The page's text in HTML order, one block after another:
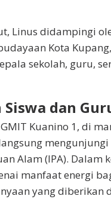
Linus didampingi
Kota
sekolah, guru,
dan
Kuanino 1, di
Alam (IPA). Dalam
manfaat energi
yang diberikan